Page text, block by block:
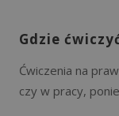
Gdzie
Ćwiczenia na
czy w pracy,